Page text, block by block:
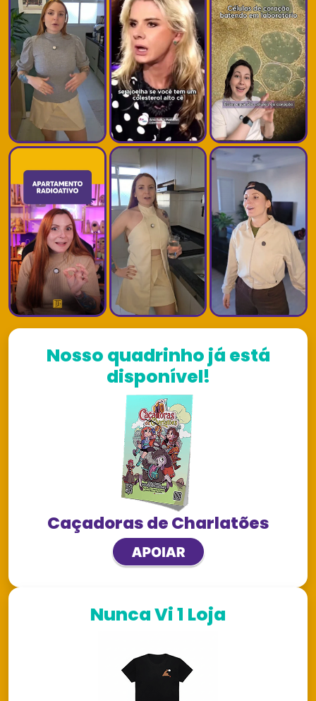
Nosso quadrinho já está
disponível!
Caçadoras de Charlatões
Nunca Vi 1 Loja